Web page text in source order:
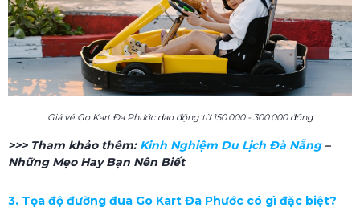
Giá vé Go Kart Đa Phước dao động từ 150.000 - 300.000 đồng
>>> Tham khảo thêm: Kinh Nghiệm Du Lịch Đà Nẵng–
Những Mẹo Hay Bạn Nên Biết
3. Tọa độ đường đua Go Kart Đa Phước có gì đặc biệt?